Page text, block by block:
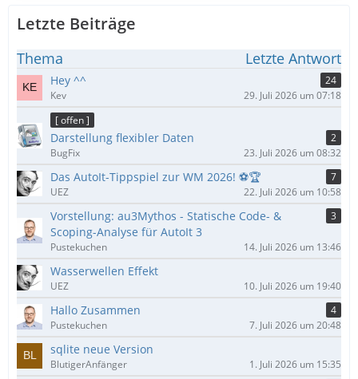
g
i
t
ä
g
e
e
e
t
r
ä
g
e
Letzte Beiträge
Thema Letzte Antwort
Hey ^^
24
Kev
29. Juli 2026 um 07:18
[ offen ]
Darstellung flexibler Daten
2
BugFix
23. Juli 2026 um 08:32
Das AutoIt-Tippspiel zur WM 2026! ⚽🏆
7
UEZ
22. Juli 2026 um 10:58
Vorstellung: au3Mythos - Statische Code- &
Scoping-Analyse für AutoIt 3
3
Pustekuchen 14. Juli 2026 um 13:46
Wasserwellen Effekt
UEZ 10. Juli 2026 um 19:40
Hallo Zusammen
4
Pustekuchen
7. Juli 2026 um 20:48
sqlite neue Version
BlutigerAnfänger 1. Juli 2026 um 15:35